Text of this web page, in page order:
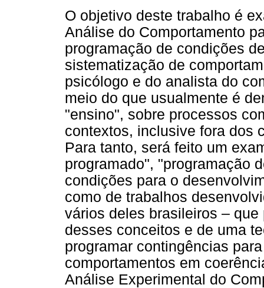
O objetivo deste trabalho é
Análise do Comportamento
programação de condições
sistematização de
psicólogo e do analista do
meio do que usualmente é
"ensino", sobre processos
contextos, inclusive fora dos
Para tanto, será feito um
programado", "programação
condições para o
como de trabalhos
vários deles brasileiros –
desses conceitos e de uma
programar contingências
comportamentos em
Análise Experimental do